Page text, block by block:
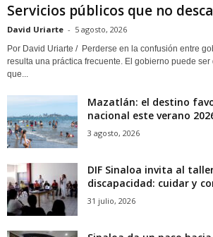
Servicios públicos que no
David Uriarte - 5 agosto, 2026
Por David Uriarte / Perderse en la confusión entre
resulta una práctica frecuente. El gobierno puede
que...
Mazatlán: el destino
nacional este verano
3 agosto, 2026
DIF Sinaloa invita al
discapacidad: cuidar y
31 julio, 2026